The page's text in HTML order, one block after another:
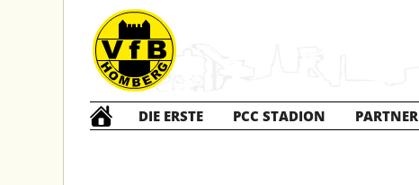
DIE ERSTE PCC STADION PARTNER